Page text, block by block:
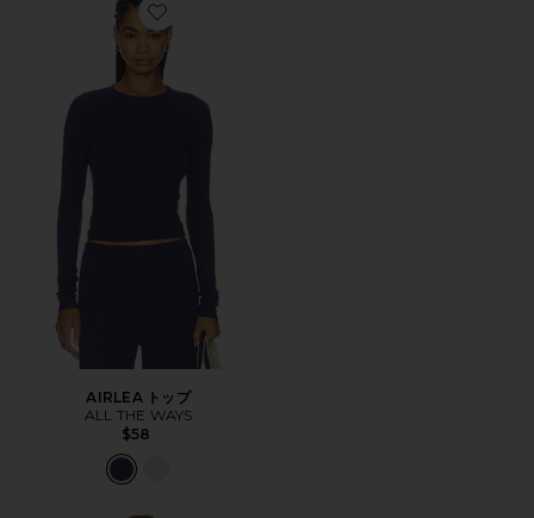
Favorite AIRLEA トップ
AIRLEA トップ
ALL THE WAYS
$58